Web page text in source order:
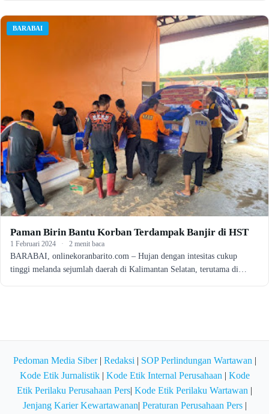
BARABAI
Paman Birin Bantu Korban Terdampak Banjir di HST
1 Februari 2024 · 2 menit baca
BARABAI, onlinekoranbarito.com – Hujan dengan intesitas cukup
tinggi melanda sejumlah daerah di Kalimantan Selatan, terutama di…
Pedoman Media Siber| Redaksi | SOP Perlindungan Wartawan |
Kode Etik Jurnalistik| Kode Etik Internal Perusahaan | Kode
Etik Perilaku Perusahaan Pers| Kode Etik Perilaku Wartawan |
Jenjang Karier Kewartawanan| Peraturan Perusahaan Pers|